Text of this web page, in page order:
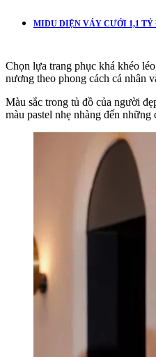
MIDU DIỆN VÁY CƯỚI 1,1
Chọn lựa trang phục khá khéo
nương theo phong cách cá nhân
Màu sắc trong tủ đồ của người
màu pastel nhẹ nhàng đến